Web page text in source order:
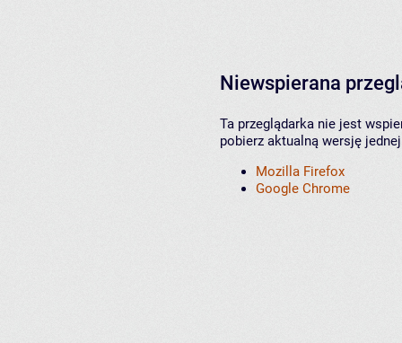
Niewspierana
Ta przeglądarka nie jest
pobierz aktualną wersję
Mozilla Firefox
Google Chrome